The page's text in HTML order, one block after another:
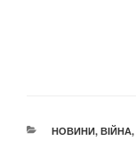
КАТЕГОРІЇ
НОВИНИ, ВІЙНА,